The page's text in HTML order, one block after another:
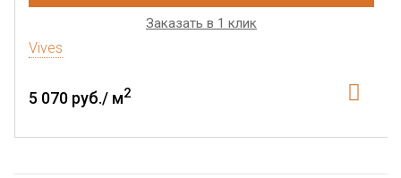
Заказать в 1 клик
Vives
5 070 руб./ м2